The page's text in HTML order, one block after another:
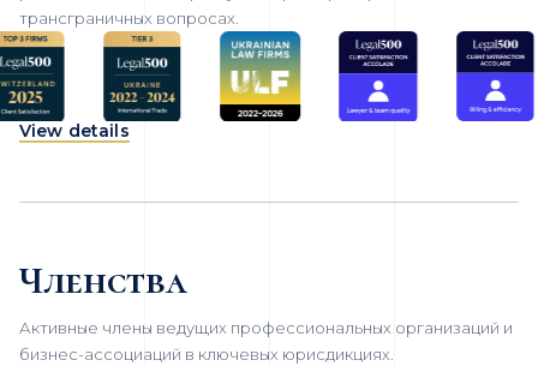
трансграничных вопросах.
View details
Членства
Активные члены ведущих профессиональных организаций и
бизнес-ассоциаций в ключевых юрисдикциях.